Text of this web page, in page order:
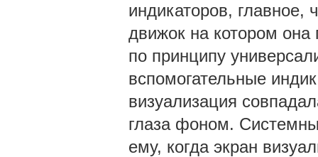
индикаторов, главное,
движок на котором
по принципу
вспомогательные
визуализация
глаза фоном.
ему, когда экран